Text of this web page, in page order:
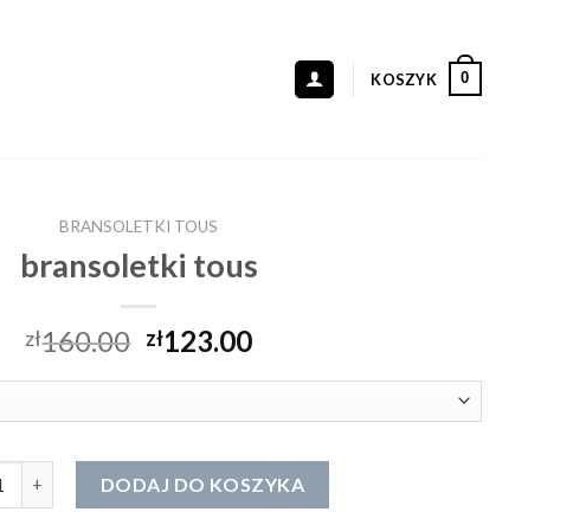
KOSZYK 0
BRANSOLETKI TOUS
bransoletki tous
zł160.00 zł123.00
DODAJ DO KOSZYKA